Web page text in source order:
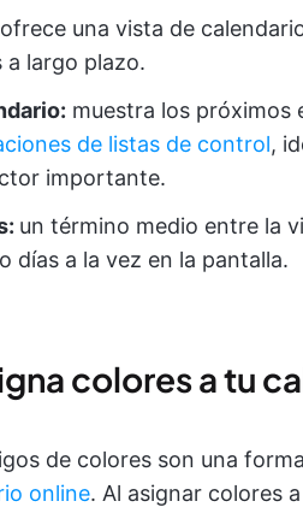
ofrece una vista de
a largo plazo.
muestra los próximos
de listas de control,
importante.
un término medio entre la
días a la vez en la pantalla.
colores a tu
de colores son una
online. Al asignar colores